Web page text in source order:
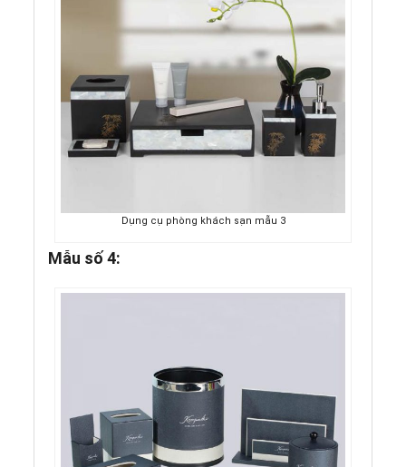
Dụng cụ phòng khách sạn mẫu 3
Mẫu số 4: